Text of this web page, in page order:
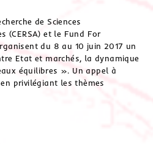
de Sciences
(CERSA) et le Fund For
du 8 au 10 juin 2017 un
Etat et marchés, la dynamique
équilibres ». Un appel à
privilégiant les thèmes